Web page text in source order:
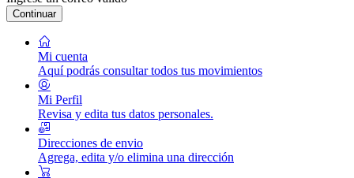
Continuar
Mi cuenta
Aquí podrás consultar todos tus movimientos
Mi Perfil
Revisa y edita tus datos personales.
Direcciones de envio
Agrega, edita y/o elimina una dirección